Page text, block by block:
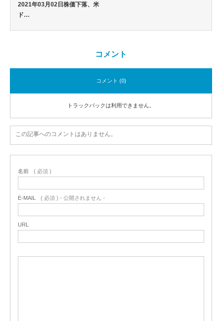
2021年03月02日株価下落、米
ド…
コメント
コメント (0)
トラックバックは利用できません。
この記事へのコメントはありません。
名前 ( 必須 )
E-MAIL ( 必須 ) - 公開されません -
URL